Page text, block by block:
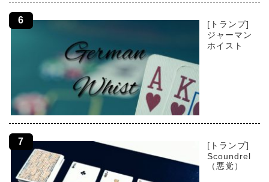
[トランプ]
ジャーマン
ホイスト
[トランプ]
Scoundrel
（悪党）